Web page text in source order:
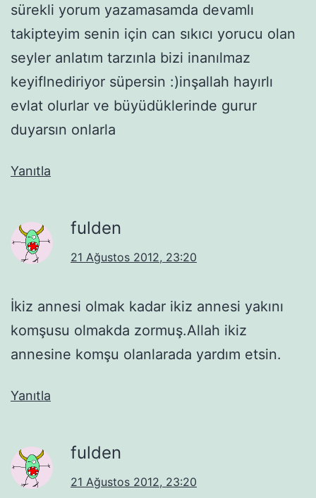
sürekli yorum yazamasamda devamlı
takipteyim senin için can sıkıcı yorucu olan
seyler anlatım tarzınla bizi inanılmaz
keyiflnediriyor süpersin :)inşallah hayırlı
evlat olurlar ve büyüdüklerinde gurur
duyarsın onlarla
Yanıtla
fulden
21 Ağustos 2012, 23:20
İkiz annesi olmak kadar ikiz annesi yakını
komşusu olmakda zormuş.Allah ikiz
annesine komşu olanlarada yardım etsin.
Yanıtla
fulden
21 Ağustos 2012, 23:20